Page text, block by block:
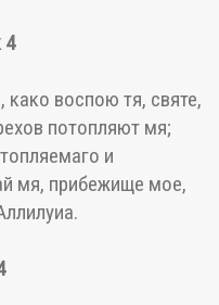
4
воспою тя, святе,
потопляют мя;
и
мя, прибежище мое,